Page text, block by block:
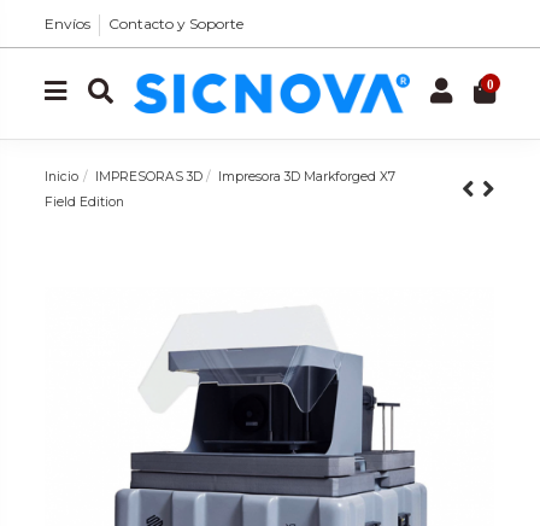
Envíos Contacto y Soporte
0
Inicio IMPRESORAS 3D
Impresora 3D Markforged X7
Field Edition